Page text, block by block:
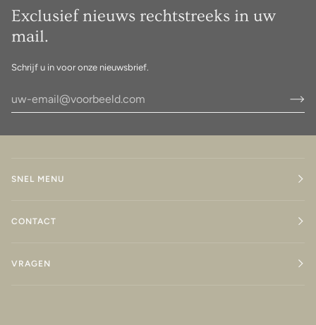
Exclusief nieuws rechtstreeks in uw
mail.
Schrijf u in voor onze nieuwsbrief.
SNEL MENU
CONTACT
VRAGEN